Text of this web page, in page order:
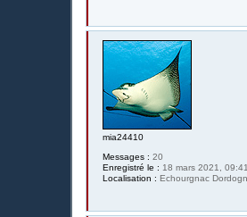
mia24410
Messages : 20
Enregistré le : 18 mars 2021, 09:41
Localisation : Echourgnac